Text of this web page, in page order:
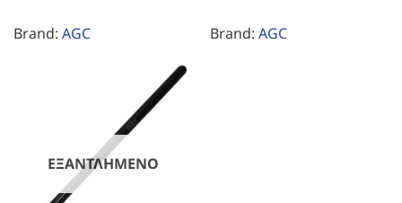
Brand: AGC Brand: AGC
ΕΞΑΝΤΛΗΜΈΝΟ